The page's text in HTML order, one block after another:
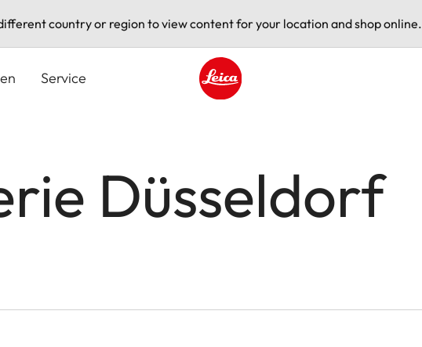
country or region to view content for your location and shop online.
Service
Düsseldorf